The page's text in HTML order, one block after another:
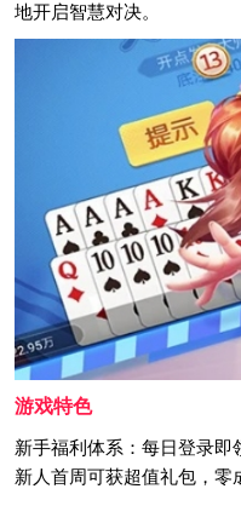
地开启智慧对决。
游戏特色
新手福利体系：每日登录即
新人首周可获超值礼包，零